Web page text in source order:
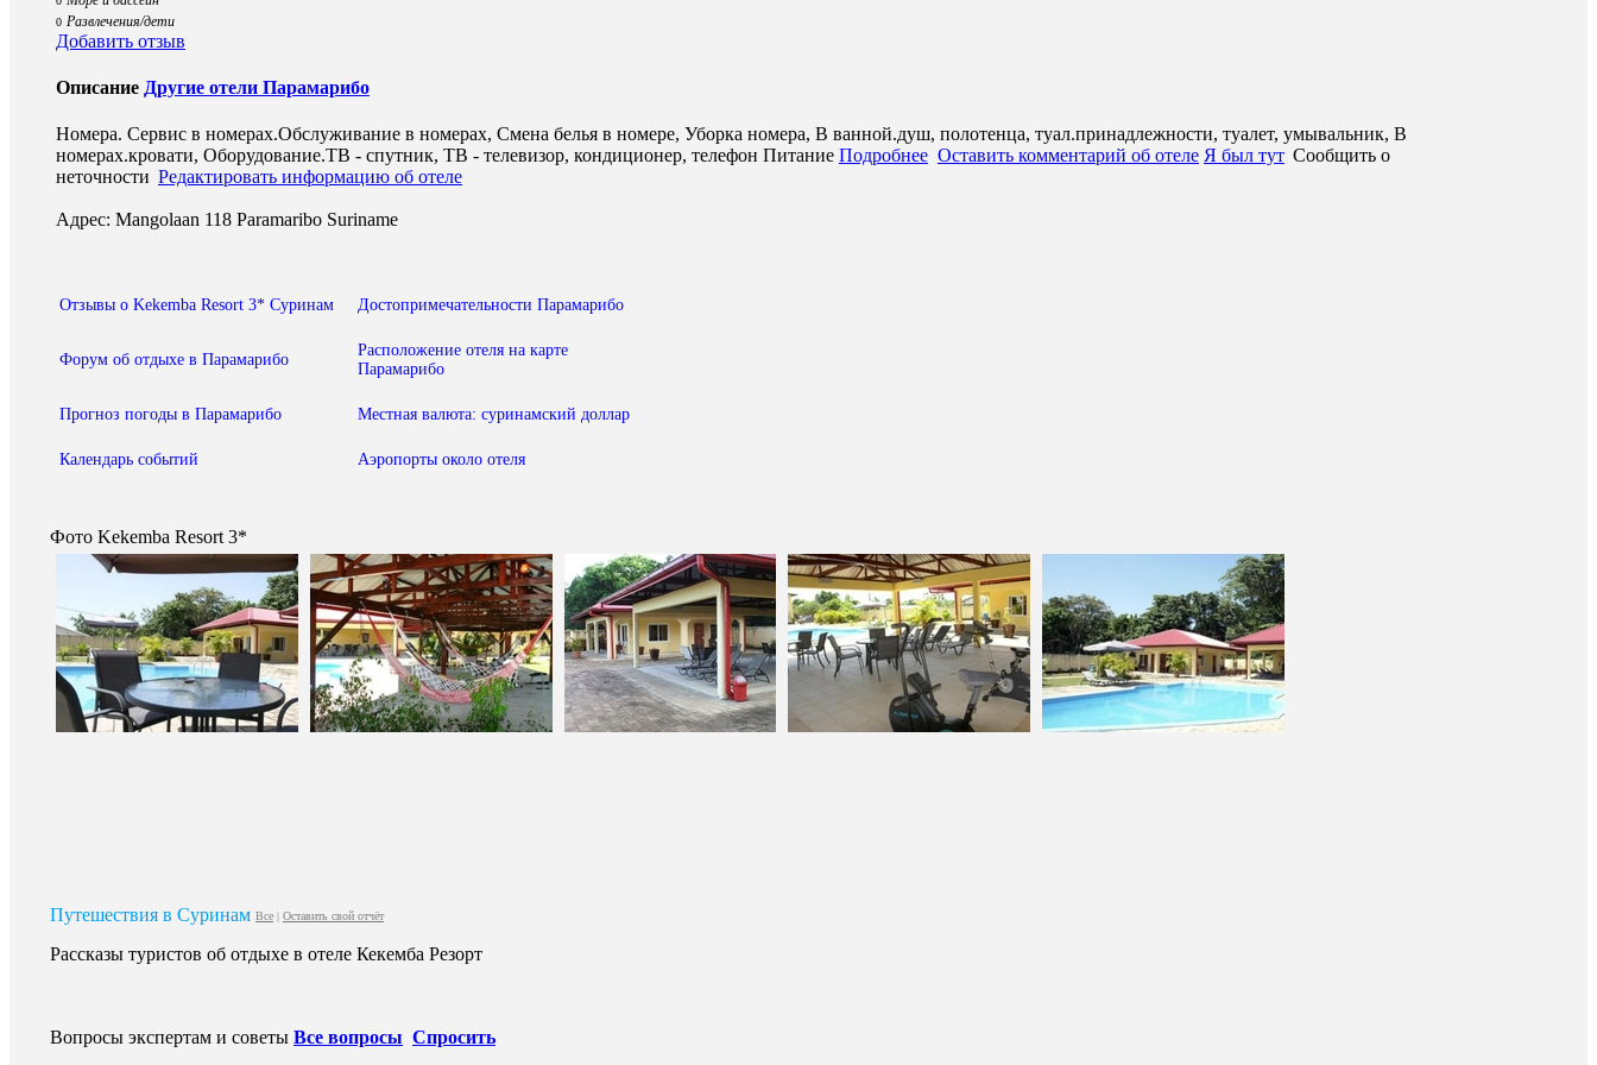
0 Развлечения/дети
Добавить отзыв
Описание Другие отели Парамарибо
Номера. Сервис в номерах.Обслуживание в номерах, Смена белья в номере, Уборка номера, В ванной.душ, полотенца, туал.принадлежности, туалет, умывальник, В
номерах.кровати, Оборудование.ТВ - спутник, ТВ - телевизор, кондиционер, телефон Питание Подробнее Оставить комментарий об отеле Я был тут Сообщить о
неточности Редактировать информацию об отеле
Адрес: Mangolaan 118 Paramaribo Suriname
Отзывы о Kekemba Resort 3* Суринам Достопримечательности Парамарибо
Форум об отдыхе в Парамарибо
Расположение отеля на карте
Парамарибо
Прогноз погоды в Парамарибо Местная валюта: суринамский доллар
Календарь событий Аэропорты около отеля
Фото Kekemba Resort 3*
Путешествия в Суринам Все | Оставить свой отчёт
Рассказы туристов об отдыхе в отеле Кекемба Резорт
Вопросы экспертам и советы Все вопросы Спросить